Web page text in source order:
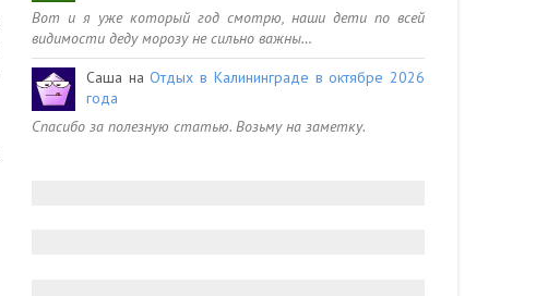
Вот и я уже который год смотрю, наши дети по всей
видимости деду морозу не сильно важны…
Саша наОтдых в Калининграде в октябре 2026
года
Спасибо за полезную статью. Возьму на заметку.